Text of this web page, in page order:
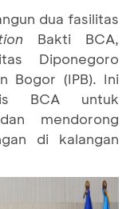
dua fasilitas
Bakti BCA,
Diponegoro
Bogor (IPB). Ini
BCA untuk
mendorong
di kalangan